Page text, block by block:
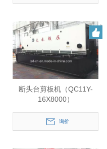
断头台剪板机（QC11Y-
16X8000）
询价